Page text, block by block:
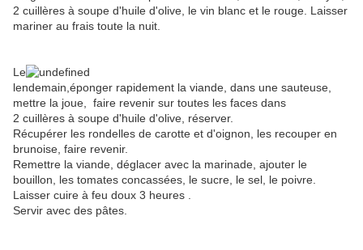
2 cuillères à soupe d'huile d'olive, le vin blanc et le rouge. Laisser
mariner au frais toute la nuit.
Le
lendemain,éponger rapidement la viande, dans une sauteuse,
mettre la joue, faire revenir sur toutes les faces dans
2 cuillères à soupe d'huile d'olive, réserver.
Récupérer les rondelles de carotte et d'oignon, les recouper en
brunoise, faire revenir.
Remettre la viande, déglacer avec la marinade, ajouter le
bouillon, les tomates concassées, le sucre, le sel, le poivre.
Laisser cuire à feu doux 3 heures .
Servir avec des pâtes.